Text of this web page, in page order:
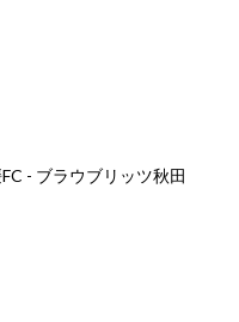
- ブラウブリッツ秋田